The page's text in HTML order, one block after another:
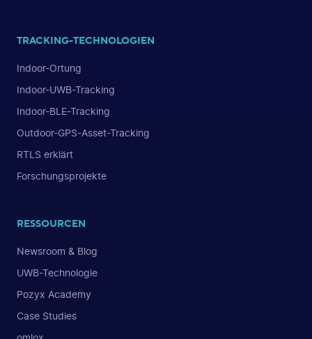
TRACKING-TECHNOLOGIEN
Indoor-Ortung
Indoor-UWB-Tracking
Indoor-BLE-Tracking
Outdoor-GPS-Asset-Tracking
RTLS erklärt
Forschungsprojekte
RESSOURCEN
Newsroom & Blog
UWB-Technologie
Pozyx Academy
Case Studies